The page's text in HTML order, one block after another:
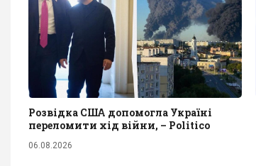
Розвідка США допомогла Україні
переломити хід війни, – Politico
06.08.2026